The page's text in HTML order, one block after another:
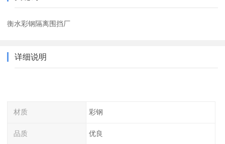
衡水彩钢隔离围挡厂
详细说明
材质 彩钢
品质 优良